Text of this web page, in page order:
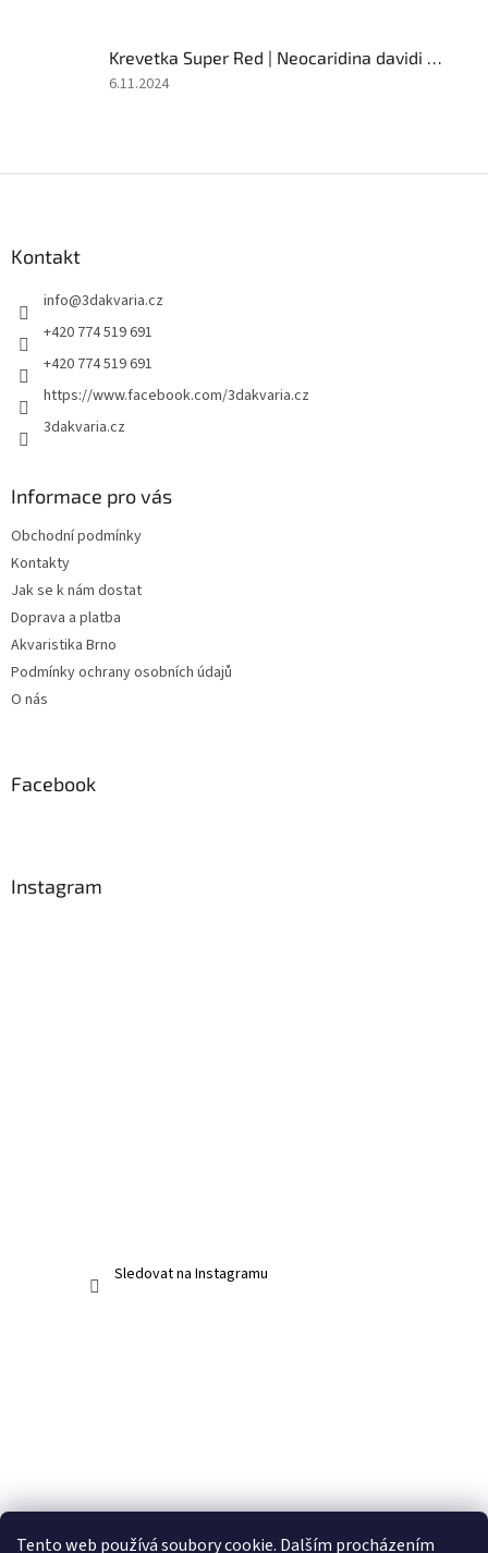
Tento web používá soubory cookie. Dalším procházením
z
5
Krevetka Super Red | Neocaridina davidi var. Sakura - Super red
Hodnocení
6.11.2024
Kontakt
info@3dakvaria.cz
+420 774 519 691
+420 774 519 691
https://www.facebook.com/3dakvaria.cz
3dakvaria.cz
Informace pro vás
Obchodní podmínky
Kontakty
Jak se k nám dostat
Doprava a platba
Akvaristika Brno
Podmínky ochrany osobních údajů
O nás
Facebook
Instagram
Sledovat na Instagramu